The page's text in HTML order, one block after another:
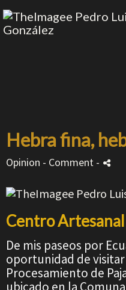
Hebra fina,
Opinion - Comment -
Centro
De mis paseos por
oportunidad de
Procesamiento de
ubicado en la